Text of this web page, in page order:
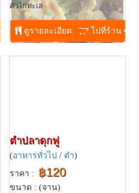
คั่วไก่ทะเล
...
ดูรายละเอียด
ไปที่ร้าน
ตำปลาดุกฟู
(อาหารทั่วไป / ตำ)
ราคา : ฿120
ขนาด : (จาน)